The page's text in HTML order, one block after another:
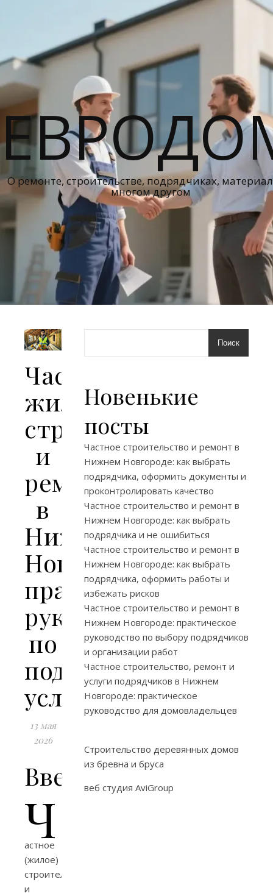
О ремонте, строительстве, подрядчиках,
многом другом
Частное
жилищное
строительство
и
ремонт
в
Нижнем
Новгороде:
практическое
руководство
по
подрядным
услугам
13 мая
2026
Введение
Ч
астное
(жилое)
строительство
и
Поиск
Новенькие
посты
Частное строительство и ремонт в
Нижнем Новгороде: как выбрать
подрядчика, оформить документы и
проконтролировать качество
Частное строительство и ремонт в
Нижнем Новгороде: как выбрать
подрядчика и не ошибиться
Частное строительство и ремонт в
Нижнем Новгороде: как выбрать
подрядчика, оформить работы и
избежать рисков
Частное строительство и ремонт в
Нижнем Новгороде: практическое
руководство по выбору подрядчиков
и организации работ
Частное строительство, ремонт и
услуги подрядчиков в Нижнем
Новгороде: практическое
руководство для домовладельцев
Строительство деревянных домов
из бревна и бруса
веб студия AviGroup